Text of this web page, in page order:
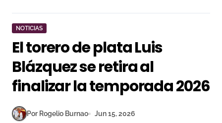
NOTICIAS
El torero de plata Luis
Blázquez se retira al
finalizar la temporada 2026
Por Rogelio Burnao Jun 15, 2026